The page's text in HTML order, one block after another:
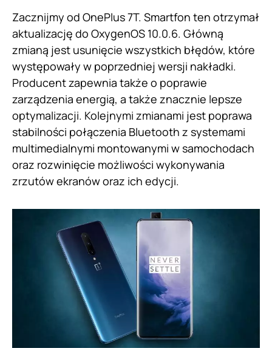
Zacznijmy od OnePlus 7T. Smartfon ten otrzymał
aktualizację do OxygenOS 10.0.6. Główną
zmianą jest usunięcie wszystkich błędów, które
występowały w poprzedniej wersji nakładki.
Producent zapewnia także o poprawie
zarządzenia energią, a także znacznie lepsze
optymalizacji. Kolejnymi zmianami jest poprawa
stabilności połączenia Bluetooth z systemami
multimedialnymi montowanymi w samochodach
oraz rozwinięcie możliwości wykonywania
zrzutów ekranów oraz ich edycji.